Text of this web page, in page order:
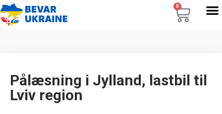
0
Pålæsning i Jylland, lastbil til
Lviv region